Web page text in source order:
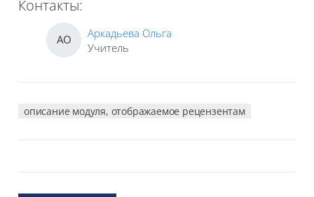
Контакты:
АО
Аркадьева Ольга
Учитель
описание модуля, отображаемое рецензентам